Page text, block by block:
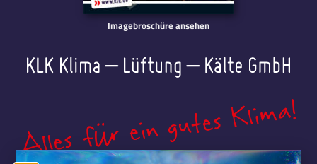
Imagebroschüre ansehen